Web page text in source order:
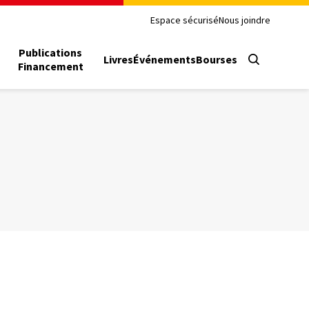
Espace sécuriséNous joindre
Publications
Financement
LivresÉvénementsBourses